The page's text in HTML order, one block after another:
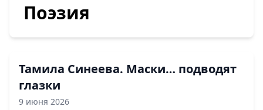
Поэзия
Тамила Синеева. Маски… подводят
глазки
9 июня 2026